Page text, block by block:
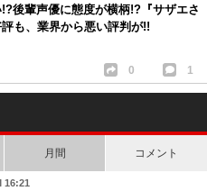
後輩声優に態度が横柄!?『サザエさ
も、業界から悪い評判が!!
0 1
月間 コメント
16:21